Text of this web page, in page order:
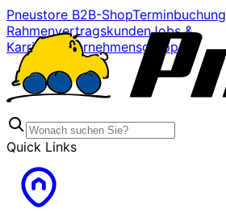
Pneustore B2B-ShopTerminbuchung
RahmenvertragskundenJobs &
Karriere
Unternehmensgruppe
Quick Links